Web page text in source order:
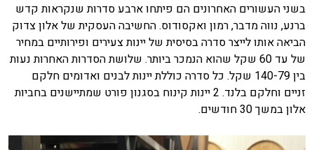
בשני העשורים האחרונים הם פיתחו ארבע סדרות שנקראות קדש
ברנע, נווה מדבר, רמון ואקסודוס. החשיבה העסקית של אלון צדוק
הביאה אותו לייצר סדרה בסיסית של יינות צעירים ופירותיים במחיר
של עד 60 שקל שהוא הנמכר ביותר. שלושת הסדרות האחרות נעות
בין 140-79 שקל. כל סדרה כוללת יינות לבנים ואדומים חלקם
זניים וחלקם בלנד. 2 יינות קינוח בסגנון פורט שמתיישנים בחביות
אלון במשך 30 חודשים.